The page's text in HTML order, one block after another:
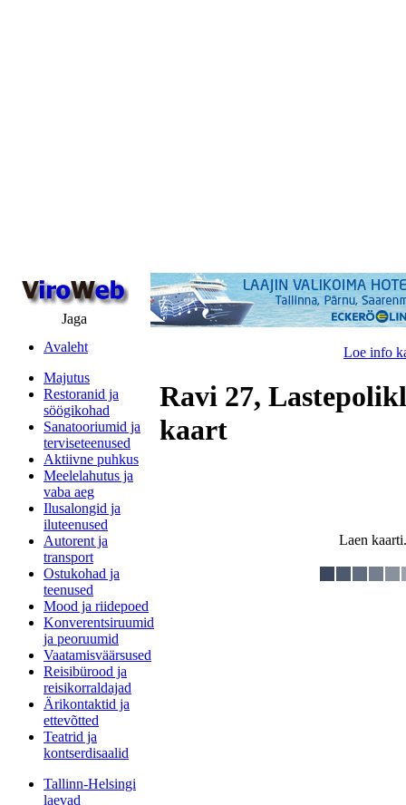
Jaga
Avaleht
Majutus
Restoranid ja
söögikohad
Sanatooriumid ja
terviseteenused
Aktiivne puhkus
Meelelahutus ja
vaba aeg
Ilusalongid ja
iluteenused
Autorent ja
transport
Ostukohad ja
teenused
Mood ja riidepoed
Konverentsiruumid
ja peoruumid
Vaatamisväärsused
Reisibürood ja
reisikorraldajad
Ärikontaktid ja
ettevõtted
Teatrid ja
kontserdisaalid
Tallinn-Helsingi
laevad
Loe info
Ravi 27,
kaart
Laen